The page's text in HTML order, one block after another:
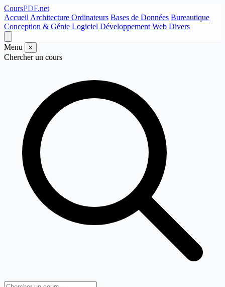
CoursPDF.net
Accueil Architecture Ordinateurs Bases de Données Bureautique
Conception & Génie Logiciel Développement Web Divers
Menu ×
Chercher un cours